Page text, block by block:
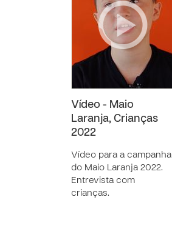
Vídeo - Maio
Laranja, Crianças
2022
Vídeo para a campanha
do Maio Laranja 2022.
Entrevista com
crianças.